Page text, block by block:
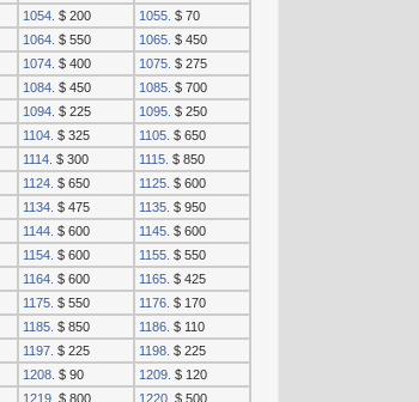
1054. $ 200 1055. $ 70
1064. $ 550 1065. $ 450
1074. $ 400 1075. $ 275
1084. $ 450 1085. $ 700
1094. $ 225 1095. $ 250
1104. $ 325 1105. $ 650
1114. $ 300 1115. $ 850
1124. $ 650 1125. $ 600
1134. $ 475 1135. $ 950
1144. $ 600 1145. $ 600
1154. $ 600 1155. $ 550
1164. $ 600 1165. $ 425
1175. $ 550 1176. $ 170
1185. $ 850 1186. $ 110
1197. $ 225 1198. $ 225
1208. $ 90 1209. $ 120
1219. $ 800 1220. $ 500